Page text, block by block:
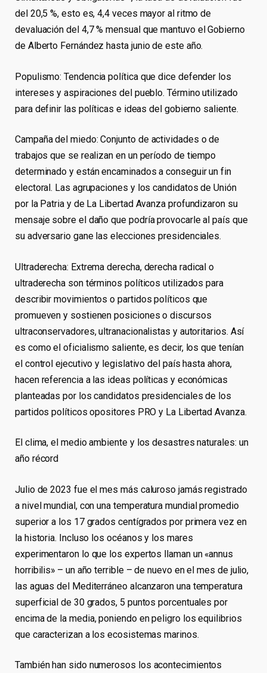
del 20,5 %, esto es, 4,4 veces mayor al ritmo de
devaluación del 4,7 % mensual que mantuvo el Gobierno
de Alberto Fernández hasta junio de este año.
Populismo: Tendencia política que dice defender los
intereses y aspiraciones del pueblo. Término utilizado
para definir las políticas e ideas del gobierno saliente.
Campaña del miedo: Conjunto de actividades o de
trabajos que se realizan en un período de tiempo
determinado y están encaminados a conseguir un fin
electoral. Las agrupaciones y los candidatos de Unión
por la Patria y de La Libertad Avanza profundizaron su
mensaje sobre el daño que podría provocarle al país que
su adversario gane las elecciones presidenciales.
Ultraderecha: Extrema derecha, derecha radical o
ultraderecha son términos políticos utilizados para
describir movimientos o partidos políticos que
promueven y sostienen posiciones o discursos
ultraconservadores, ultranacionalistas y autoritarios. Así
es como el oficialismo saliente, es decir, los que tenían
el control ejecutivo y legislativo del país hasta ahora,
hacen referencia a las ideas políticas y económicas
planteadas por los candidatos presidenciales de los
partidos políticos opositores PRO y La Libertad Avanza.
El clima, el medio ambiente y los desastres naturales: un
año récord
Julio de 2023 fue el mes más caluroso jamás registrado
a nivel mundial, con una temperatura mundial promedio
superior a los 17 grados centígrados por primera vez en
la historia. Incluso los océanos y los mares
experimentaron lo que los expertos llaman un «annus
horribilis» – un año terrible – de nuevo en el mes de julio,
las aguas del Mediterráneo alcanzaron una temperatura
superficial de 30 grados, 5 puntos porcentuales por
encima de la media, poniendo en peligro los equilibrios
que caracterizan a los ecosistemas marinos.
También han sido numerosos los acontecimientos